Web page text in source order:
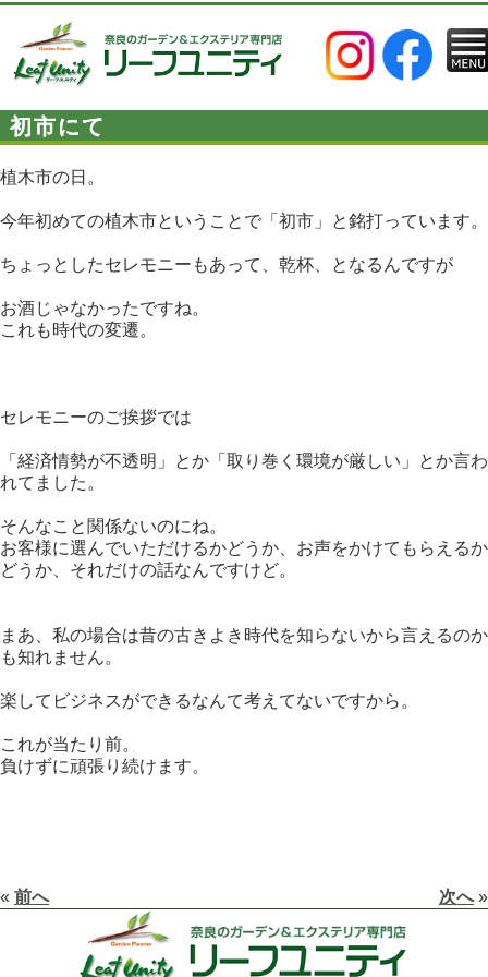
初市にて
植木市の日。
今年初めての植木市ということで「初市」と銘打っています。
ちょっとしたセレモニーもあって、乾杯、となるんですが
お酒じゃなかったですね。
これも時代の変遷。
セレモニーのご挨拶では
「経済情勢が不透明」とか「取り巻く環境が厳しい」とか言わ
れてました。
そんなこと関係ないのにね。
お客様に選んでいただけるかどうか、お声をかけてもらえるか
どうか、それだけの話なんですけど。
まあ、私の場合は昔の古きよき時代を知らないから言えるのか
も知れません。
楽してビジネスができるなんて考えてないですから。
これが当たり前。
負けずに頑張り続けます。
« 前へ 次へ»